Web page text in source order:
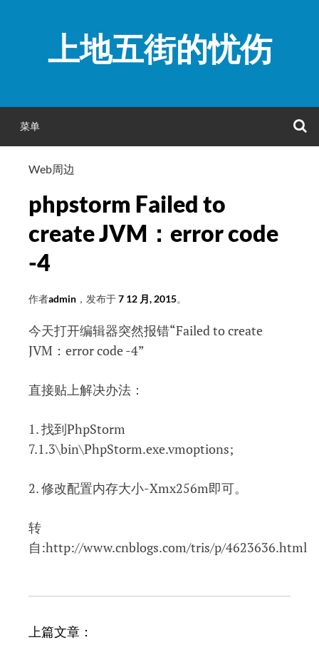
上地五街的忧伤
菜单
Web周边
phpstorm Failed to
create JVM：error code
-4
作者admin ，发布于7 12 月, 2015。
今天打开编辑器突然报错“Failed to create
JVM：error code -4”
直接贴上解决办法：
1. 找到PhpStorm
7.1.3\bin\PhpStorm.exe.vmoptions;
2. 修改配置内存大小-Xmx256m即可。
转
自:http://www.cnblogs.com/tris/p/4623636.html
文
上篇文章：